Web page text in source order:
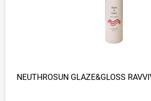
NEUTHROSUN GLAZE&GLOSS